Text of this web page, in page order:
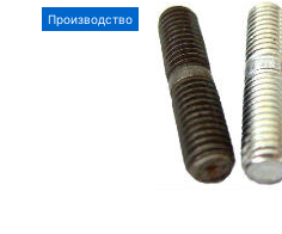
Производство